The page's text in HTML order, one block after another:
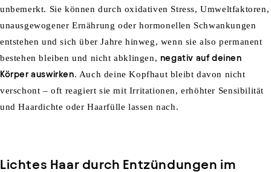
unbemerkt. Siekönnen durch oxidativen Stress,Umweltfaktoren,
unausgewogener Ernährung oder hormonellen Schwankungen
entstehen undsich über Jahrehinweg, wenn sie also permanent
bestehen bleiben und nicht abklingen, negativ aufdeinen
Körperauswirken. Auch deine Kopfhaut bleibt davon nicht
verschont –oft reagiert sie mit Irritationen,erhöhter Sensibilität
und Haardichte oder Haarfülle lassen nach.
Lichtes Haar durch Entzündungen im